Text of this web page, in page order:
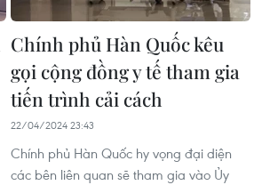
Chính phủ Hàn Quốc kêu
gọi cộng đồng y tế tham gia
tiến trình cải cách
22/04/2024 23:43
Chính phủ Hàn Quốc hy vọng đại diện
các bên liên quan sẽ tham gia vào Ủy